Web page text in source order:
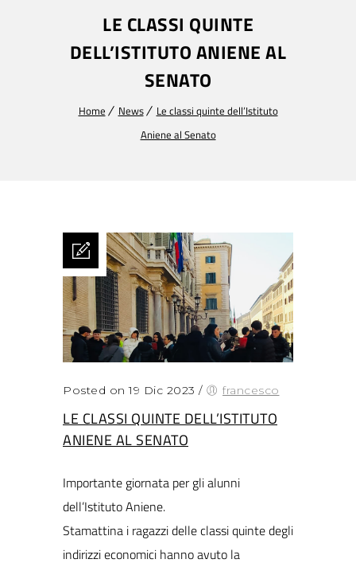
LE CLASSI QUINTE
DELL’ISTITUTO ANIENE AL
SENATO
Home News
Le classi quinte dell’Istituto
Aniene al Senato
Posted on 19 Dic 2023 / francesco
LE CLASSI QUINTE DELL’ISTITUTO
ANIENE AL SENATO
Importante giornata per gli alunni
dell’Istituto Aniene.
Stamattina i ragazzi delle classi quinte degli
indirizzi economici hanno avuto la